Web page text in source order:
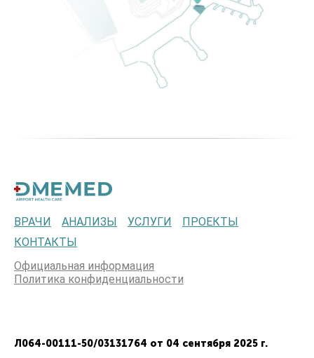
ВРАЧИ АНАЛИЗЫ УСЛУГИ
ПРОЕКТЫ
КОНТАКТЫ
Официальная информация
Политика конфиденциальности
Л064-00111-50/03131764 от 04 сентября 2025 г.